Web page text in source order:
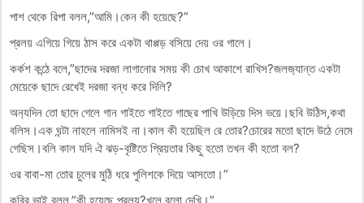
পাশ থেকে রিপা বলল,”আমি।কেন কী হয়েছে?”
প্রলয় এগিয়ে গিয়ে ঠাস করে একটা থাপ্পড় বসিয়ে দেয় ওর গালে।
কর্কশ কন্ঠে বলে,”ছাদের দরজা লাগানোর সময় কী চোখ আকাশে রাখিস?জলজ‍্যান্ত একটা
মেয়েকে ছাদে রেখেই দরজা বন্ধ করে দিলি?
অন‍্যদিন তো ছাদে গেলে গান গাইতে গাইতে গাছের পাখি উড়িয়ে দিস ভয়ে।ছবি উঠিস,কথা
বলিস।এক ঘন্টা নাহলে নামিসই না।কাল কী হয়েছিল রে তোর?চোরের মতো ছাদে উঠে নেমে
গেছিস।বলি কাল যদি ঐ ঝড়-বৃষ্টিতে প্রিয়তার কিছু হতো তখন কী হতো বল?
ওর বাবা-মা তোর চুলের মুঠি ধরে পুলিশকে দিয়ে আসতো।”